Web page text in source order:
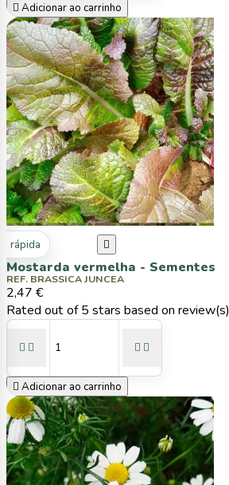
 Adicionar ao carrinho
rápida 
Mostarda vermelha - Sementes
REF. BRASSICA JUNCEA
2,47 €
Rated out of 5 stars based on review(s)
   
 Adicionar ao carrinho